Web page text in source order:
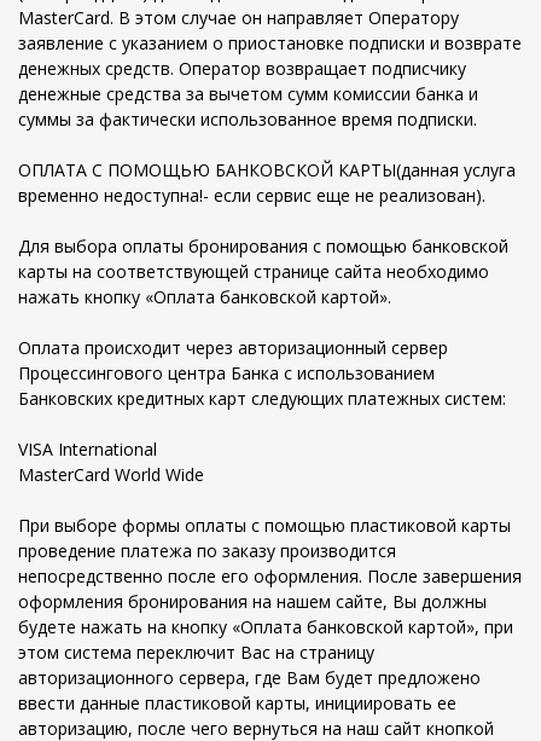
MasterCard. В этом случае он направляет Оператору
заявление с указанием о приостановке подписки и возврате
денежных средств. Оператор возвращает подписчику
денежные средства за вычетом сумм комиссии банка и
суммы за фактически использованное время подписки.
ОПЛАТА С ПОМОЩЬЮ БАНКОВСКОЙ КАРТЫ(данная услуга
временно недоступна!- если сервис еще не реализован).
Для выбора оплаты бронирования с помощью банковской
карты на соответствующей странице сайта необходимо
нажать кнопку «Оплата банковской картой».
Оплата происходит через авторизационный сервер
Процессингового центра Банка с использованием
Банковских кредитных карт следующих платежных систем:
VISA International
MasterCard World Wide
При выборе формы оплаты с помощью пластиковой карты
проведение платежа по заказу производится
непосредственно после его оформления. После завершения
оформления бронирования на нашем сайте, Вы должны
будете нажать на кнопку «Оплата банковской картой», при
этом система переключит Вас на страницу
авторизационного сервера, где Вам будет предложено
ввести данные пластиковой карты, инициировать ее
авторизацию, после чего вернуться на наш сайт кнопкой